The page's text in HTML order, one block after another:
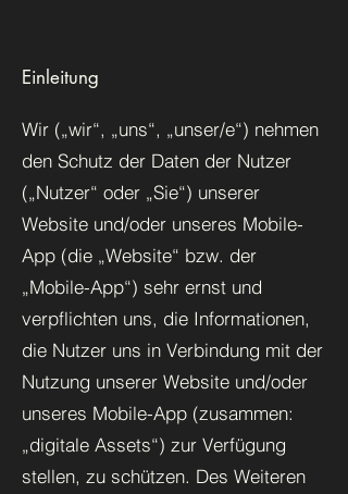
Einleitung
Wir („wir“, „uns“, „unser/e“) nehmen
den Schutz der Daten der Nutzer
(„Nutzer“ oder „Sie“) unserer
Website und/oder unseres Mobile-
App (die „Website“ bzw. der
„Mobile-App“) sehr ernst und
verpflichten uns, die Informationen,
die Nutzer uns in Verbindung mit der
Nutzung unserer Website und/oder
unseres Mobile-App (zusammen:
„digitale Assets“) zur Verfügung
stellen, zu schützen. Des Weiteren